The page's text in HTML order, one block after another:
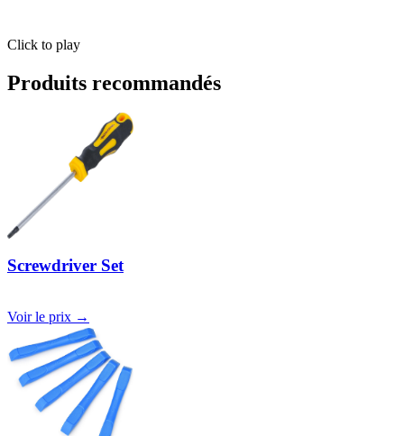
Click to play
Produits recommandés
Screwdriver Set
Voir le prix →